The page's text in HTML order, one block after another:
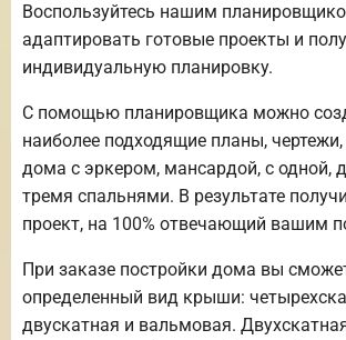
Воспользуйтесь нашим
адаптировать готовые проекты и
индивидуальную планировку.
С помощью планировщика можно
наиболее подходящие планы,
дома с эркером, мансардой, с одной,
тремя спальнями. В результате
проект, на 100% отвечающий вашим
При заказе постройки дома вы
определенный вид крыши:
двускатная и вальмовая.